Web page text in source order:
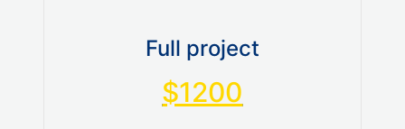
Full project
$1200